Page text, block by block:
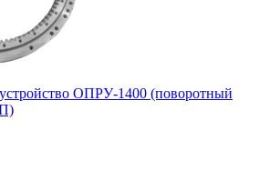
ОПРУ-1400 (поворотный